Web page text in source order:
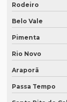
Quanto custa
Quanto custa
Quanto custa
Quanto custa
Quanto custa
Rodeiro
Belo Vale
Pimenta
Rio Novo
Araporã
Passa Tempo